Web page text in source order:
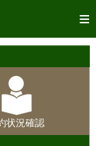
状況確認